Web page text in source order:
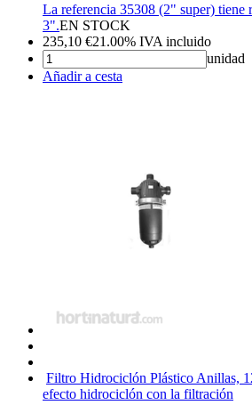
La referencia 35308 (2" super) tiene
3".EN STOCK
235,10 €21.00% IVA incluido
unidad
Añadir a cesta
Filtro Hidrociclón Plástico Anillas,
efecto hidrociclón con la filtración